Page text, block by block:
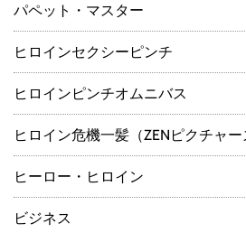
パペット・マスター
ヒロインセクシーピンチ
ヒロインピンチオムニバス
ヒロイン危機一髪（ZENピクチャー
ヒーロー・ヒロイン
ビジネス